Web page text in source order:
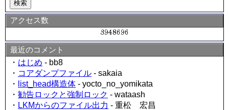
アクセス数
最近のコメント
・ はじめ - bb8
・ コアダンプファイル - sakaia
・
list_head構造体 - yocto_no_yomikata
・ 勧告ロックと強制ロック - wataash
・ LKMからのファイル出力 - 重松 宏昌